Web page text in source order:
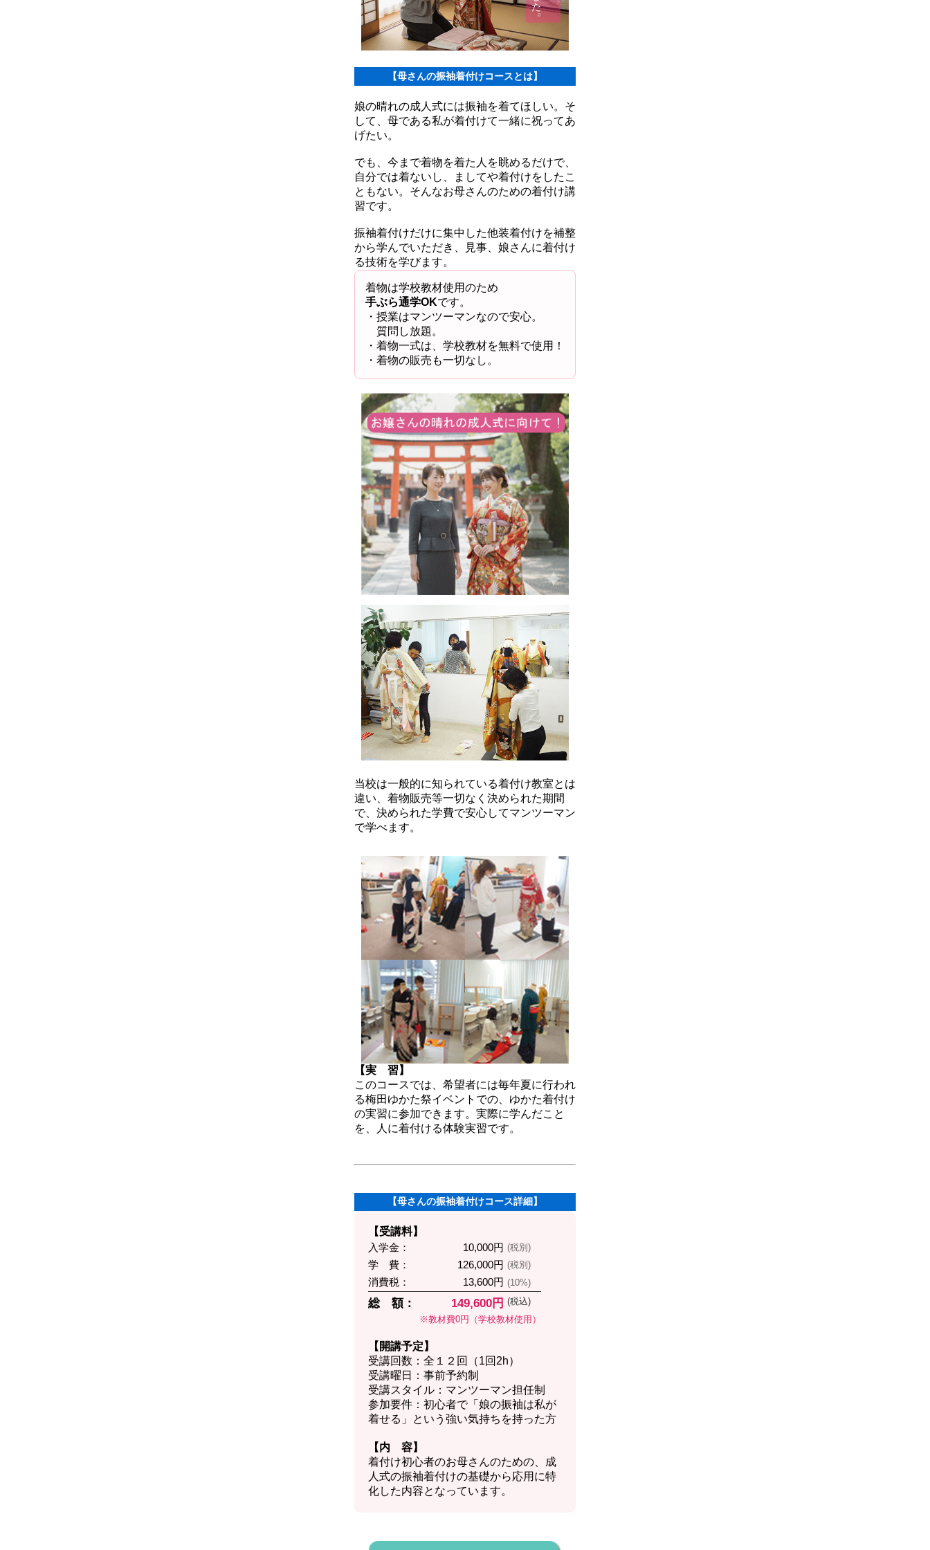
【母さんの振袖着付けコースとは】
娘の晴れの成人式には振袖を着てほしい。そ
して、母である私が着付けて一緒に祝ってあ
げたい。
でも、今まで着物を着た人を眺めるだけで、
自分では着ないし、ましてや着付けをしたこ
ともない。そんなお母さんのための着付け講
習です。
振袖着付けだけに集中した他装着付けを補整
から学んでいただき、見事、娘さんに着付け
る技術を学びます。
着物は学校教材使用のため
手ぶら通学OKです。
・授業はマンツーマンなので安心。
質問し放題。
・着物一式は、学校教材を無料で使用！
・着物の販売も一切なし。
当校は一般的に知られている着付け教室とは
違い、着物販売等一切なく決められた期間
で、決められた学費で安心してマンツーマン
で学べます。
【実 習】
このコースでは、希望者には毎年夏に行われ
る梅田ゆかた祭イベントでの、ゆかた着付け
の実習に参加できます。実際に学んだこと
を、人に着付ける体験実習です。
【母さんの振袖着付けコース詳細】
【受講料】
入学金：
10,000円 (税別)
学 費： 126,000円 (税別)
消費税： 13,600円 (10%)
総 額： 149,600円 (税込)
※教材費0円（学校教材使用）
【開講予定】
受講回数：全１２回（1回2h）
受講曜日：事前予約制
受講スタイル：マンツーマン担任制
参加要件：初心者で「娘の振袖は私が
着せる」という強い気持ちを持った方
【内 容】
着付け初心者のお母さんのための、成
人式の振袖着付けの基礎から応用に特
化した内容となっています。